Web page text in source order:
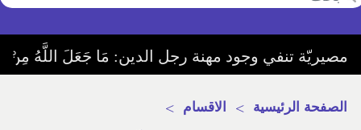
تنفي وجود مهنة رجل الدين: مَا جَعَلَ اللَّهُ مِنْ بَحِيرَةٍ وَلَا سَائِبَةٍ وَلَا وَصِيلَةٍ وَلَا حَامٍ وَلَكِنَّ الَّذِينَ كَفَرُوا يَفْتَرُونَ عَلَى اللَّهِ
الصفحة الرئيسية>الاقسام>